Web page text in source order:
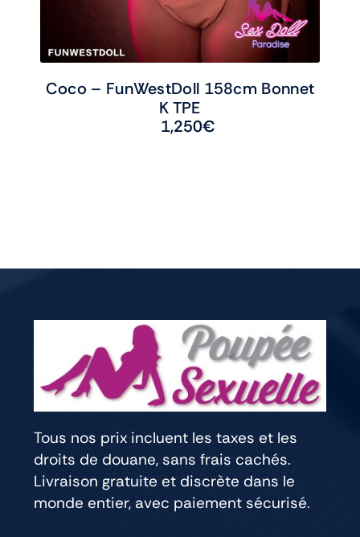
Coco – FunWestDoll 158cm Bonnet
K TPE
1,250€
Tous nos prix incluent les taxes et les
droits de douane, sans frais cachés.
Livraison gratuite et discrète dans le
monde entier, avec paiement sécurisé.